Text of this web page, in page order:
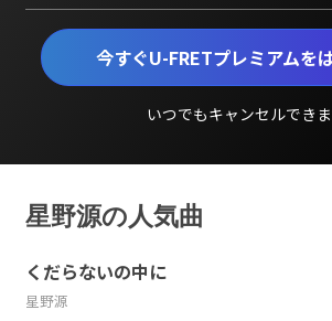
今すぐU-FRETプレミアムを
いつでもキャンセルでき
星野源の人気曲
くだらないの中に
星野源